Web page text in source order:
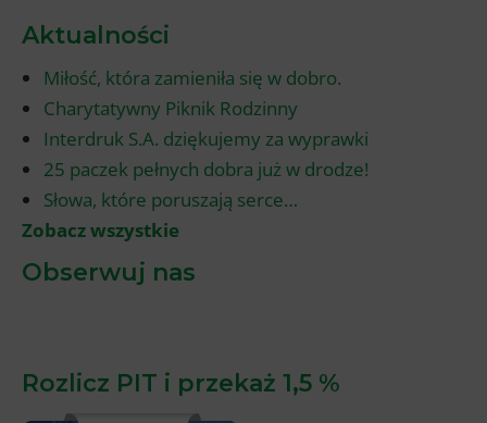
Aktualności
Miłość, która zamieniła się w dobro.
Charytatywny Piknik Rodzinny
Interdruk S.A. dziękujemy za wyprawki
25 paczek pełnych dobra już w drodze!
Słowa, które poruszają serce…
Zobacz wszystkie
Obserwuj nas
Rozlicz PIT i przekaż 1,5 %